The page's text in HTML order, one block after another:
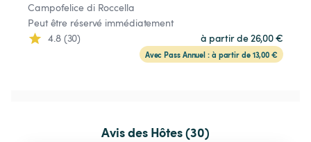
Campofelice di Roccella
Peut être réservé immédiatement
4.8 (30)
à partir de 26,00 €
Avec Pass Annuel : à partir de 13,00 €
Avis des Hôtes (30)